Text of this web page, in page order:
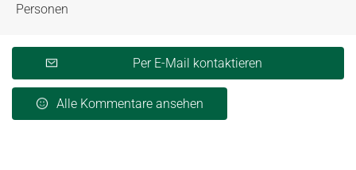
Personen
Per E-Mail kontaktieren
Alle Kommentare ansehen